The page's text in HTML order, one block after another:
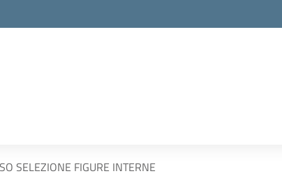
SELEZIONE FIGURE INTERNE